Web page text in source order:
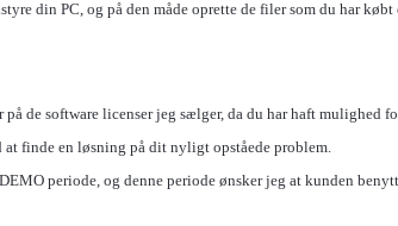
din PC, og på den måde oprette de filer som du har
de software licenser jeg sælger, da du har haft
finde en løsning på dit nyligt opståede problem.
periode, og denne periode ønsker jeg at kunden